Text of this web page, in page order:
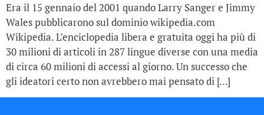
Era il 15 gennaio del 2001 quando Larry Sanger e Jimmy
Wales pubblicarono sul dominio wikipedia.com
Wikipedia. L’enciclopedia libera e gratuita oggi ha più di
30 milioni di articoli in 287 lingue diverse con una media
di circa 60 milioni di accessi al giorno. Un successo che
gli ideatori certo non avrebbero mai pensato di […]